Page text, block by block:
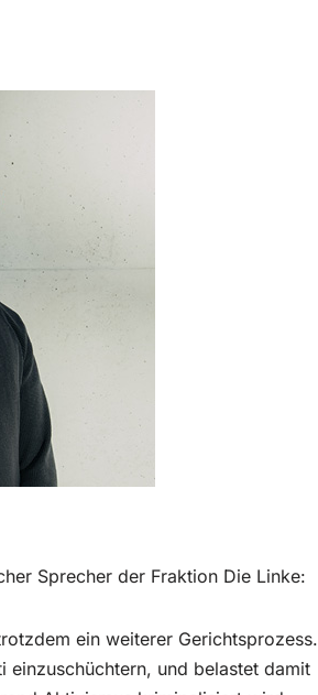
Sprecher der Fraktion Die Linke:
ein weiterer Gerichtsprozess.
einzuschüchtern, und belastet damit